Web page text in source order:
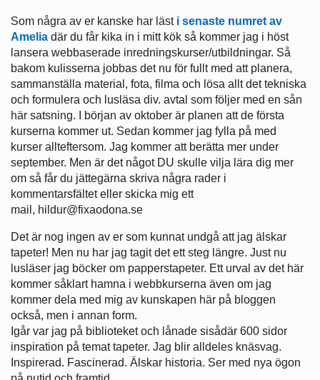
Som några av er kanske har läst i senaste numret av
Amelia där du får kika in i mitt kök så kommer jag i höst
lansera webbaserade inredningskurser/utbildningar. Så
bakom kulisserna jobbas det nu för fullt med att planera,
sammanställa material, fota, filma och lösa allt det tekniska
och formulera och lusläsa div. avtal som följer med en sån
här satsning. I början av oktober är planen att de första
kurserna kommer ut. Sedan kommer jag fylla på med
kurser allteftersom. Jag kommer att berätta mer under
september. Men är det något DU skulle vilja lära dig mer
om så får du jättegärna skriva några rader i
kommentarsfältet eller skicka mig ett
mail, hildur@fixaodona.se
Det är nog ingen av er som kunnat undgå att jag älskar
tapeter! Men nu har jag tagit det ett steg längre. Just nu
lusläser jag böcker om papperstapeter. Ett urval av det här
kommer såklart hamna i webbkurserna även om jag
kommer dela med mig av kunskapen här på bloggen
också, men i annan form.
Igår var jag på biblioteket och lånade sisådär 600 sidor
inspiration på temat tapeter. Jag blir alldeles knäsvag.
Inspirerad. Fascinerad. Älskar historia. Ser med nya ögon